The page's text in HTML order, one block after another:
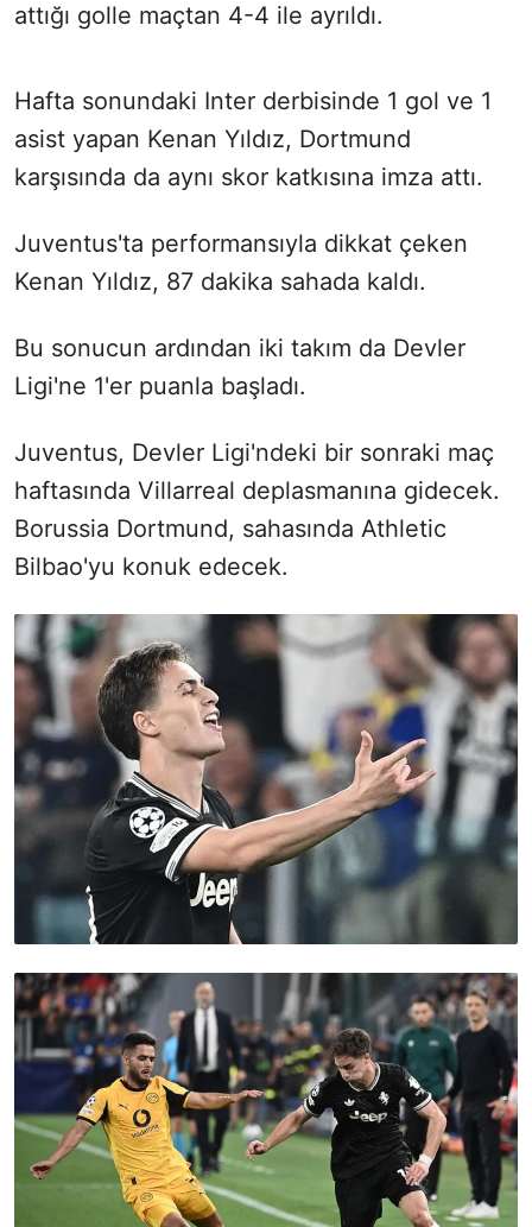
attığı golle maçtan 4-4 ile ayrıldı.
Hafta sonundaki Inter derbisinde 1 gol ve 1
asist yapan Kenan Yıldız, Dortmund
karşısında da aynı skor katkısına imza attı.
Juventus'ta performansıyla dikkat çeken
Kenan Yıldız, 87 dakika sahada kaldı.
Bu sonucun ardından iki takım da Devler
Ligi'ne 1'er puanla başladı.
Juventus, Devler Ligi'ndeki bir sonraki maç
haftasında Villarreal deplasmanına gidecek.
Borussia Dortmund, sahasında Athletic
Bilbao'yu konuk edecek.